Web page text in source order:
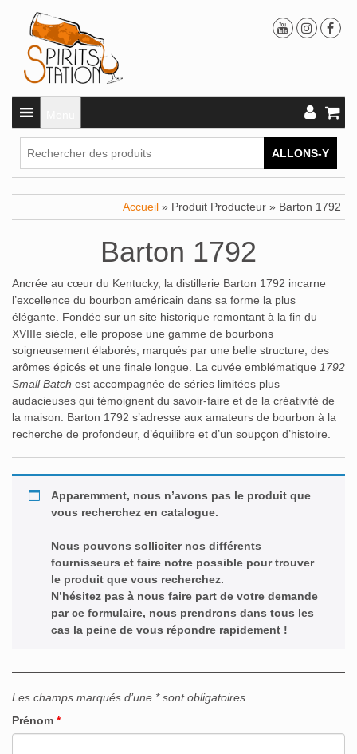
ALLONS-Y
Accueil » Produit Producteur » Barton 1792
Barton 1792
Ancrée au cœur du Kentucky, la distillerie Barton 1792 incarne
l’excellence du bourbon américain dans sa forme la plus
élégante. Fondée sur un site historique remontant à la fin du
XVIIIe siècle, elle propose une gamme de bourbons
soigneusement élaborés, marqués par une belle structure, des
arômes épicés et une finale longue. La cuvée emblématique 1792
Small Batch est accompagnée de séries limitées plus
audacieuses qui témoignent du savoir-faire et de la créativité de
la maison. Barton 1792 s’adresse aux amateurs de bourbon à la
recherche de profondeur, d’équilibre et d’un soupçon d’histoire.
Apparemment, nous n’avons pas le produit que
vous recherchez en catalogue.
Nous pouvons solliciter nos différents
fournisseurs et faire notre possible pour trouver
le produit que vous recherchez.
N’hésitez pas à nous faire part de votre demande
par ce formulaire, nous prendrons dans tous les
cas la peine de vous répondre rapidement !
Les champs marqués d’une * sont obligatoires
Prénom *